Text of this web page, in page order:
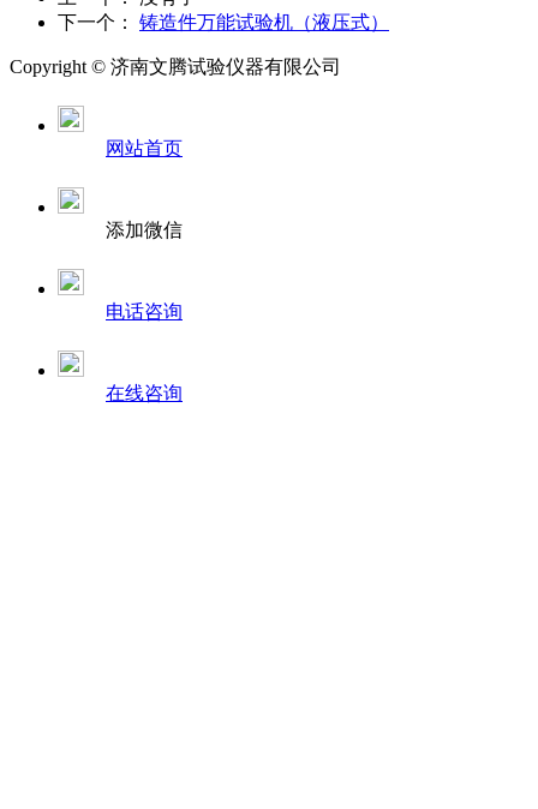
下一个： 铸造件万能试验机（液压式）
Copyright © 济南文腾试验仪器有限公司
网站首页
添加微信
电话咨询
在线咨询